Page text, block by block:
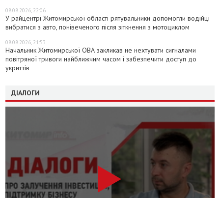
08.08.2026, 22:06
У райцентрі Житомирської області рятувальники допомогли водійці
вибратися з авто, понівеченого після зіткнення з мотоциклом
08.08.2026, 21:53
Начальник Житомирської ОВА закликав не нехтувати сигналами
повітряної тривоги найближчим часом і забезпечити доступ до
укриттів
ДІАЛОГИ